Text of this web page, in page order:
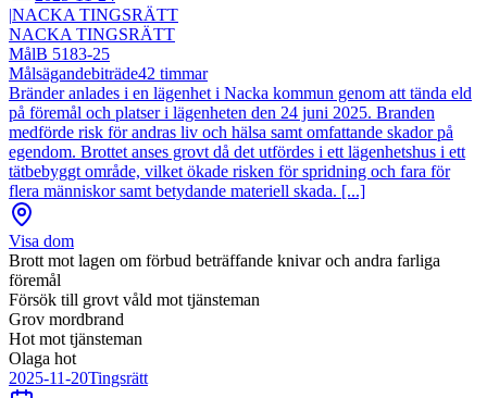
|NACKA TINGSRÄTT
NACKA TINGSRÄTT
MålB 5183-25
Målsägandebiträde42 timmar
Bränder anlades i en lägenhet i Nacka kommun genom att tända eld
på föremål och platser i lägenheten den 24 juni 2025. Branden
medförde risk för andras liv och hälsa samt omfattande skador på
egendom. Brottet anses grovt då det utfördes i ett lägenhetshus i ett
tätbebyggt område, vilket ökade risken för spridning och fara för
flera människor samt betydande materiell skada. [...]
Visa dom
Brott mot lagen om förbud beträffande knivar och andra farliga
föremål
Försök till grovt våld mot tjänsteman
Grov mordbrand
Hot mot tjänsteman
Olaga hot
2025-11-20Tingsrätt